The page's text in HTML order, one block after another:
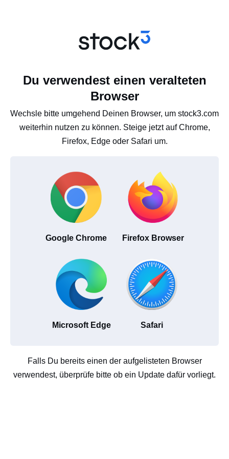
Du verwendest einen veralteten
Browser
Wechsle bitte umgehend Deinen Browser, um stock3.com
weiterhin nutzen zu können. Steige jetzt auf Chrome,
Firefox, Edge oder Safari um.
Google Chrome Firefox Browser
Microsoft Edge Safari
Falls Du bereits einen der aufgelisteten Browser
verwendest, überprüfe bitte ob ein Update dafür vorliegt.